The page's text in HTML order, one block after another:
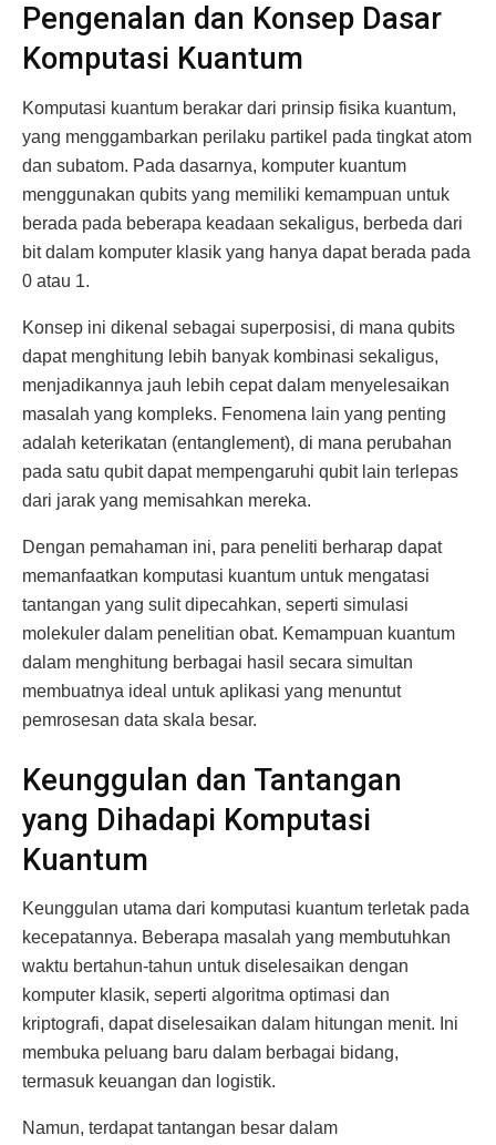
Pengenalan dan Konsep Dasar
Komputasi Kuantum
Komputasi kuantum berakar dari prinsip fisika kuantum,
yang menggambarkan perilaku partikel pada tingkat atom
dan subatom. Pada dasarnya, komputer kuantum
menggunakan qubits yang memiliki kemampuan untuk
berada pada beberapa keadaan sekaligus, berbeda dari
bit dalam komputer klasik yang hanya dapat berada pada
0 atau 1.
Konsep ini dikenal sebagai superposisi, di mana qubits
dapat menghitung lebih banyak kombinasi sekaligus,
menjadikannya jauh lebih cepat dalam menyelesaikan
masalah yang kompleks. Fenomena lain yang penting
adalah keterikatan (entanglement), di mana perubahan
pada satu qubit dapat mempengaruhi qubit lain terlepas
dari jarak yang memisahkan mereka.
Dengan pemahaman ini, para peneliti berharap dapat
memanfaatkan komputasi kuantum untuk mengatasi
tantangan yang sulit dipecahkan, seperti simulasi
molekuler dalam penelitian obat. Kemampuan kuantum
dalam menghitung berbagai hasil secara simultan
membuatnya ideal untuk aplikasi yang menuntut
pemrosesan data skala besar.
Keunggulan dan Tantangan
yang Dihadapi Komputasi
Kuantum
Keunggulan utama dari komputasi kuantum terletak pada
kecepatannya. Beberapa masalah yang membutuhkan
waktu bertahun-tahun untuk diselesaikan dengan
komputer klasik, seperti algoritma optimasi dan
kriptografi, dapat diselesaikan dalam hitungan menit. Ini
membuka peluang baru dalam berbagai bidang,
termasuk keuangan dan logistik.
Namun, terdapat tantangan besar dalam